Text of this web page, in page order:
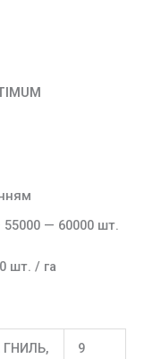
— 60000 шт.
шт. / га
ГНИЛЬ,
9